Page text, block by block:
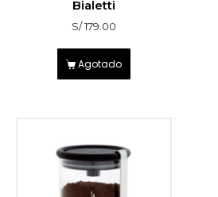
Bialetti
S/179.00
Agotado